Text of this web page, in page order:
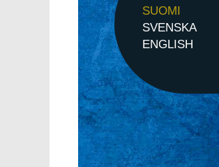
SUOMI
SVENSKA
ENGLISH